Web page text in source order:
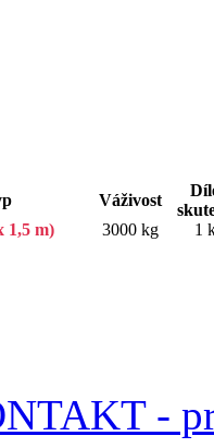
Váživost
1,5 m)
3000 kg 1
-